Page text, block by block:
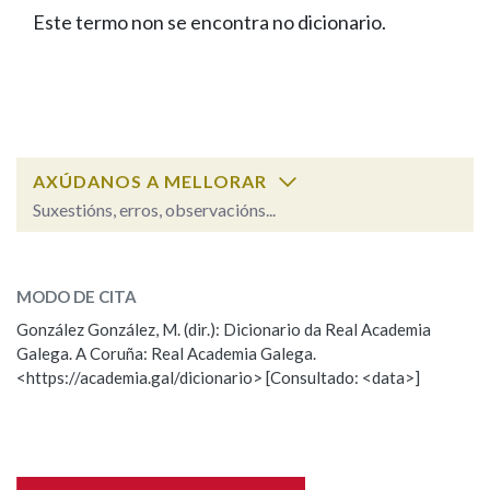
FIGURAS HOMENAXEADAS
PORTAL DAS PALABRAS
Facebook
TwitterYoutubeInstagram
Bluesky
BUSCAR NOS LEMAS
Remata por
BUSCAR NO CONTIDO
Nas definicións
Este termo non se encontra no dicionario.
AXÚDANOS A MELLORAR
Suxestións, erros, observacións...
Observación
Nome
MODO DE CITA
González González, M. (dir.): Dicionario da Real Academia
Galega. A Coruña: Real Academia Galega.
<https://academia.gal/dicionario> [Consultado: <data>]